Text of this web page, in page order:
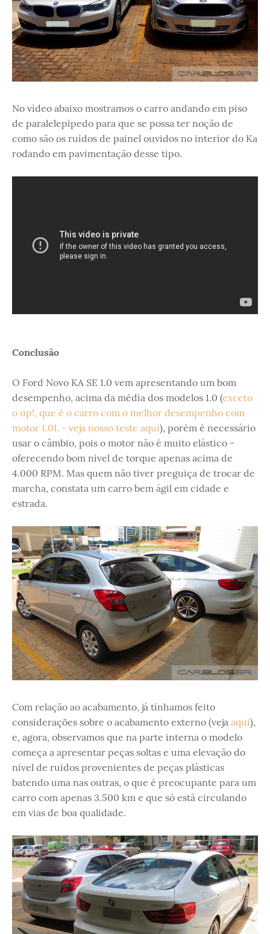
No vídeo abaixo mostramos o carro andando em piso
de paralelepípedo para que se possa ter noção de
como são os ruídos de painel ouvidos no interior do Ka
rodando em pavimentação desse tipo.
Conclusão
O Ford Novo KA SE 1.0 vem apresentando um bom
desempenho, acima da média dos modelos 1.0 (exceto
o up!, que é o carro com o melhor desempenho com
motor 1.0L - veja nosso teste aqui), porém é necessário
usar o câmbio, pois o motor não é muito elástico -
oferecendo bom nível de torque apenas acima de
4.000 RPM. Mas quem não tiver preguiça de trocar de
marcha, constata um carro bem ágil em cidade e
estrada.
Com relação ao acabamento, já tínhamos feito
considerações sobre o acabamento externo (veja aqui),
e, agora, observamos que na parte interna o modelo
começa a apresentar peças soltas e uma elevação do
nível de ruídos provenientes de peças plásticas
batendo uma nas outras, o que é preocupante para um
carro com apenas 3.500 km e que só está circulando
em vias de boa qualidade.